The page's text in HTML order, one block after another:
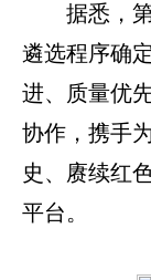
据悉，
遴选程序确
进、质量优
协作，携手
史、赓续红
平台。